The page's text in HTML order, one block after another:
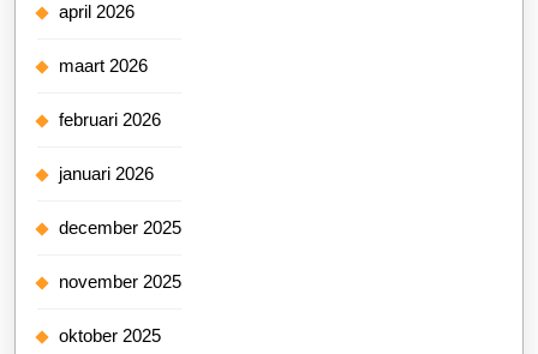
april 2026
maart 2026
februari 2026
januari 2026
december 2025
november 2025
oktober 2025